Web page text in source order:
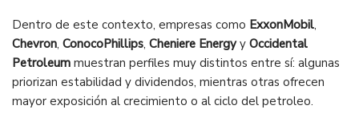
Dentro de este contexto, empresas como ExxonMobil,
Chevron, ConocoPhillips, Cheniere Energyy Occidental
Petroleum muestran perfiles muy distintos entre sí: algunas
priorizan estabilidad y dividendos, mientras otras ofrecen
mayor exposición al crecimiento o al ciclo del petroleo.